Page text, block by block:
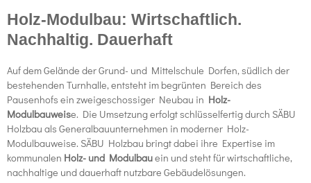
Holz-Modulbau: Wirtschaftlich.
Nachhaltig. Dauerhaft
Auf dem Gelände der Grund- und Mittelschule Dorfen, südlich der
bestehenden Turnhalle, entsteht im begrünten Bereich des
Pausenhofs ein zweigeschossiger Neubau in Holz-
Modulbauweise. Die Umsetzung erfolgt schlüsselfertig durch SÄBU
Holzbau als Generalbauunternehmen in moderner Holz-
Modulbauweise. SÄBU Holzbau bringt dabei ihre Expertise im
kommunalen Holz- und Modulbauein und steht für wirtschaftliche,
nachhaltige und dauerhaft nutzbare Gebäudelösungen.